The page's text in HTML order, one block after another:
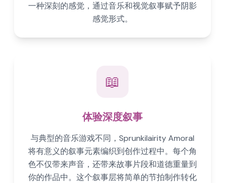
一种深刻的感觉，通过音乐和视觉叙事赋予阴影
感觉形式。
📖
体验深度叙事
与典型的音乐游戏不同，Sprunkilairity Amoral
将有意义的叙事元素编织到创作过程中。每个角
色不仅带来声音，还带来故事片段和道德重量到
你的作品中。这个叙事层将简单的节拍制作转化